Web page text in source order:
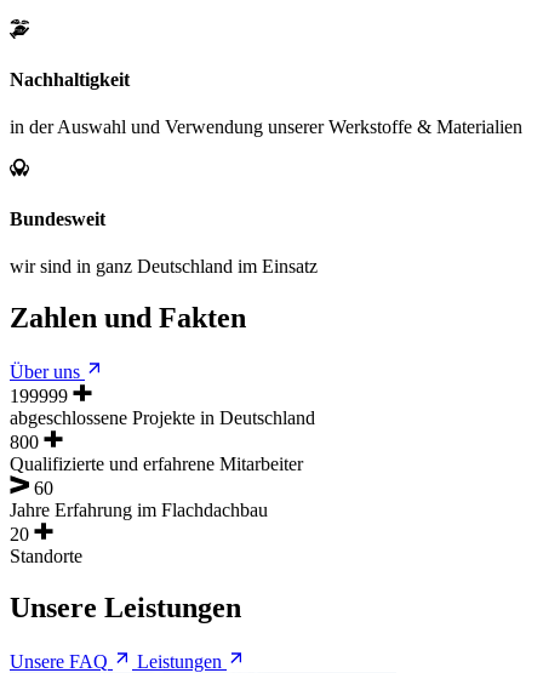
Nachhaltigkeit
in der Auswahl und Verwendung unserer Werkstoffe & Materialien
Bundesweit
wir sind in ganz Deutschland im Einsatz
Zahlen und Fakten
Über uns
200000
abgeschlossene Projekte in Deutschland
800
Qualifizierte und erfahrene Mitarbeiter
60
Jahre Erfahrung im Flachdachbau
20
Standorte
Unsere Leistungen
Unsere FAQ Leistungen